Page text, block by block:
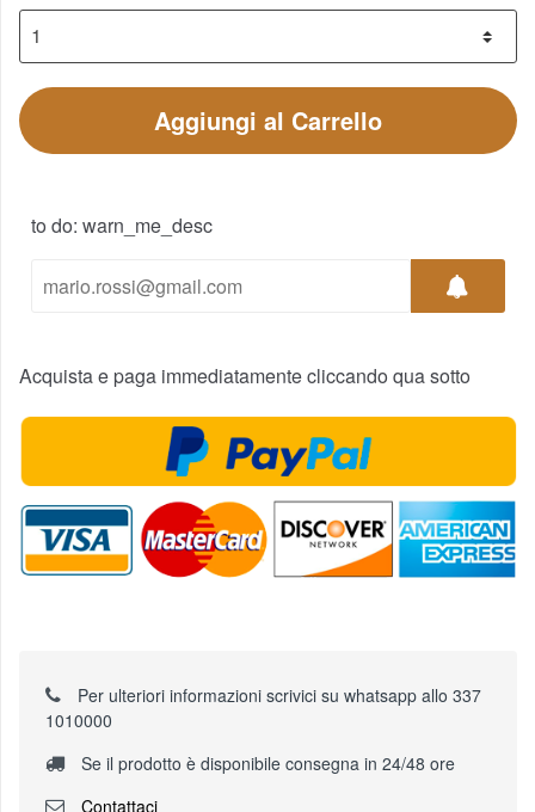
Aggiungi al Carrello
to do: warn_me_desc
Acquista e paga immediatamente cliccando qua sotto
Per ulteriori informazioni scrivici su whatsapp allo 337
1010000
Se il prodotto è disponibile consegna in 24/48 ore
Contattaci